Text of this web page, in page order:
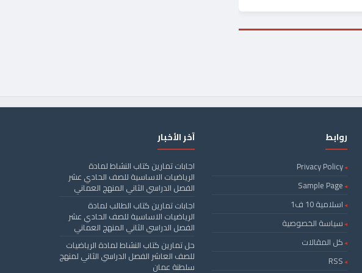
روابط
Privacy Policy
Sample Page
اسلامية 10 ف1
سياسة الخصوصية
كل المقالات
RSS
آخر الأخبار
اجابات تمارين كتاب النشاط لمادة
الرياضيات الاساسية للصف الحادي عشر
الفصل الدراسي الثاني المنهج العماني
اجابات تمارين كتاب الطالب لمادة
الرياضيات الاساسية للصف الحادي عشر
الفصل الدراسي الثاني المنهج العماني
حل تمارين كتاب النشاط لمادة الرياضيات
للصف العاشر الفصل الدراسي الثاني لمنهج
سلطنة عمان